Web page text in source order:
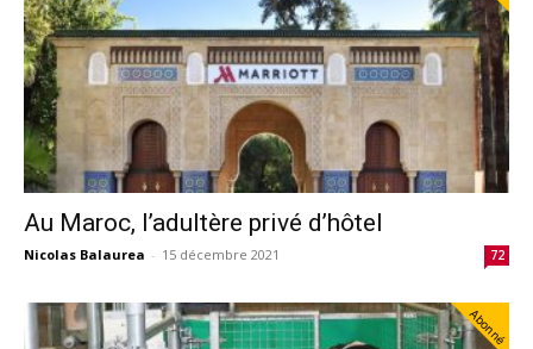
Au Maroc, l’adultère privé d’hôtel
Nicolas Balaurea - 15 décembre 2021 72
Abonné